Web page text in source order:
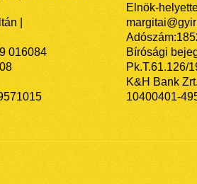
|
016084
Elnök-
Bírósági
Pk.T.61.126/
K&H Bank Zrt.
10400401-